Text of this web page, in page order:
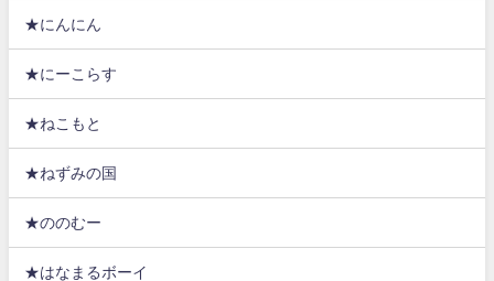
★にんにん
★にーこらす
★ねこもと
★ねずみの国
★ののむー
★はなまるボーイ